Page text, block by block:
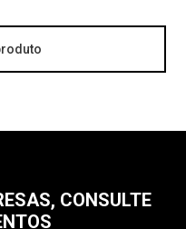
CONSULTE